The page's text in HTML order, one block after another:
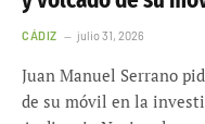
CÁDIZ julio 31, 2026
Juan Manuel Serrano
de su móvil en la